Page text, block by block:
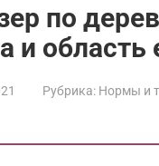
по
и область
Рубрика: Нормы и